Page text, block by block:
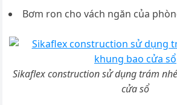
Bơm ron cho vách ngăn của
Sikaflex construction sử dụng trám
cửa sổ